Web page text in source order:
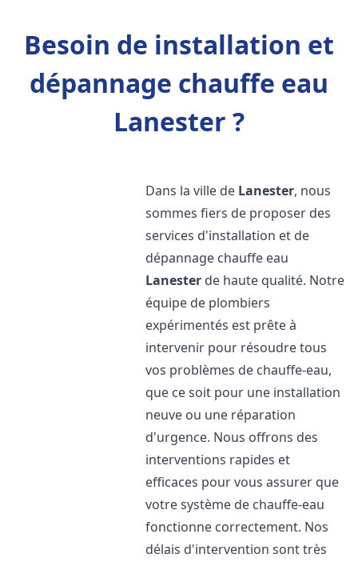
Besoin de installation et
dépannage chauffe eau
Lanester ?
Dans la ville de Lanester, nous
sommes fiers de proposer des
services d'installation et de
dépannage chauffe eau
Lanester de haute qualité. Notre
équipe de plombiers
expérimentés est prête à
intervenir pour résoudre tous
vos problèmes de chauffe-eau,
que ce soit pour une installation
neuve ou une réparation
d'urgence. Nous offrons des
interventions rapides et
efficaces pour vous assurer que
votre système de chauffe-eau
fonctionne correctement. Nos
délais d'intervention sont très